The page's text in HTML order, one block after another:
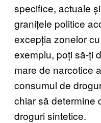
specifice, actuale
granițele politice
excepția zonelor
exemplu, poți să-ți
mare de narcotice
consumul de
chiar să determine
droguri sintetice.